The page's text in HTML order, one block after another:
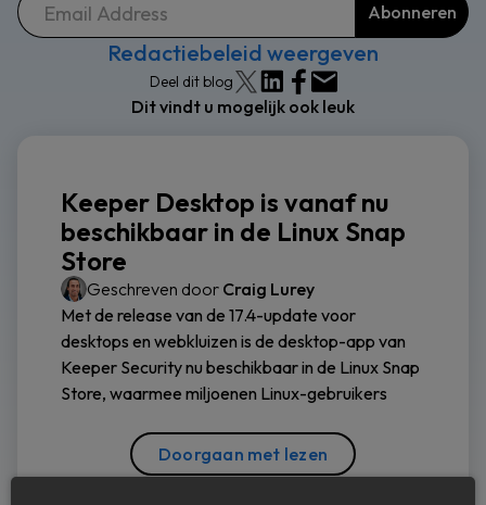
Redactiebeleid weergeven
Deel dit blog
Dit vindt u mogelijk ook leuk
Keeper Desktop is vanaf nu
beschikbaar in de Linux Snap
Store
Geschreven door Craig Lurey
Met de release van de 17.4-update voor
desktops en webkluizen is de desktop-app van
Keeper Security nu beschikbaar in de Linux Snap
Store, waarmee miljoenen Linux-gebruikers
Doorgaan met lezen